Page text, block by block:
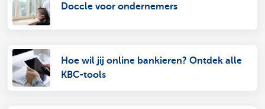
Doccle voor ondernemers
Hoe wil jij online bankieren? Ontdek alle
KBC-tools